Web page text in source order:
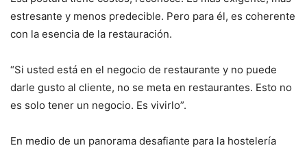
estresante y menos predecible. Pero para él, es coherente
con la esencia de la restauración.
“Si usted está en el negocio de restaurante y no puede
darle gusto al cliente, no se meta en restaurantes. Esto no
es solo tener un negocio. Es vivirlo”.
En medio de un panorama desafiante para la hostelería